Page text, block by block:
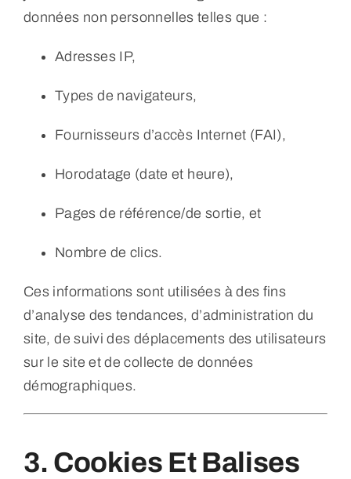
données non personnelles telles que :
Adresses IP,
Types de navigateurs,
Fournisseurs d’accès Internet (FAI),
Horodatage (date et heure),
Pages de référence/de sortie, et
Nombre de clics.
Ces informations sont utilisées à des fins
d’analyse des tendances, d’administration du
site, de suivi des déplacements des utilisateurs
sur le site et de collecte de données
démographiques.
3. Cookies Et Balises